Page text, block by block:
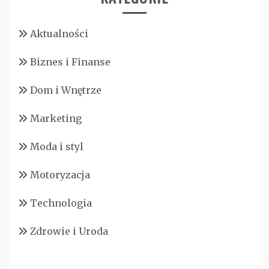
Aktualności
Biznes i Finanse
Dom i Wnętrze
Marketing
Moda i styl
Motoryzacja
Technologia
Zdrowie i Uroda